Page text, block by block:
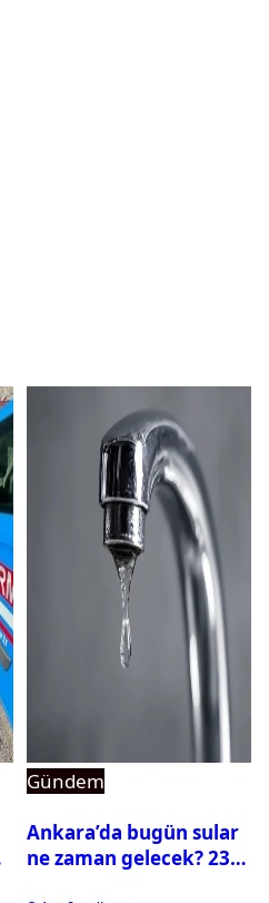
Gündem
Ankara’da bugün sular
ne zaman gelecek? 23